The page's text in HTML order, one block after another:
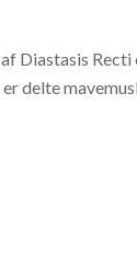
Diastasis Recti
delte